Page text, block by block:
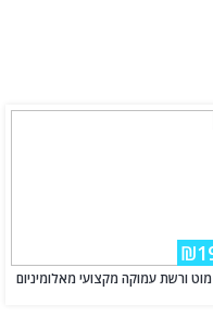
ורשת עמוקה מקצועי מאלומיניום